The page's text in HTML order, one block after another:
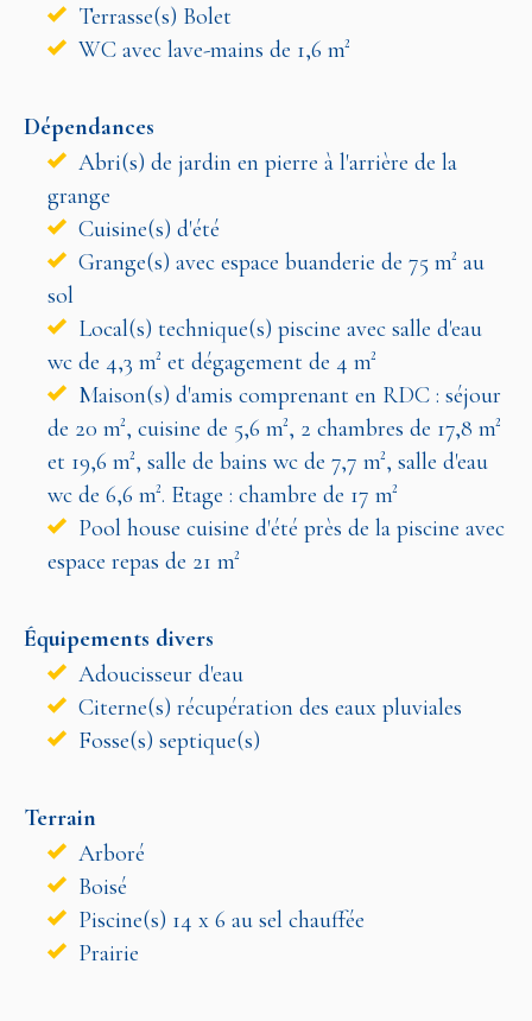
Terrasse(s) Bolet
WC avec lave-mains de 1,6 m²
Dépendances
Abri(s) de jardin en pierre à l'arrière de la
grange
Cuisine(s) d'été
Grange(s) avec espace buanderie de 75 m² au
sol
Local(s) technique(s) piscine avec salle d'eau
wc de 4,3 m² et dégagement de 4 m²
Maison(s) d'amis comprenant en RDC : séjour
de 20 m², cuisine de 5,6 m², 2 chambres de 17,8 m²
et 19,6 m², salle de bains wc de 7,7 m², salle d'eau
wc de 6,6 m². Etage : chambre de 17 m²
Pool house cuisine d'été près de la piscine avec
espace repas de 21 m²
Équipements divers
Adoucisseur d'eau
Citerne(s) récupération des eaux pluviales
Fosse(s) septique(s)
Terrain
Arboré
Boisé
Piscine(s) 14 x 6 au sel chauffée
Prairie